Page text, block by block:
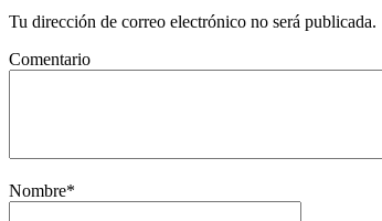
Tu dirección de correo electrónico no será publicada.
Comentario
Nombre*